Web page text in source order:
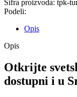
Šifra proizvoda: tpk-
Podeli:
Opis
Opis
Otkrijte
dostupni i u